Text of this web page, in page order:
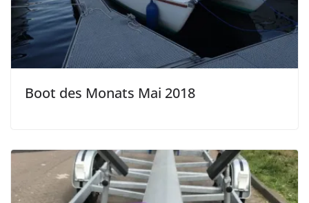
Boot des Monats Mai 2018